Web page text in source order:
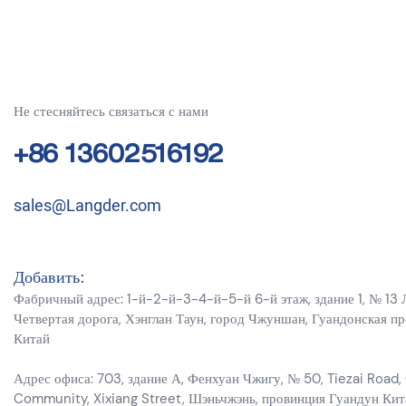
текущей
важную
закрытых
цехов
мест. Это
делающий
безопасной и
обнаружено
позволит
чтобы
Не стесняйтесь связаться с нами
+86 13602516192
sales@Langder.com
Добавить:
Фабричный адрес: 1-й-2-й-3-4-й-5-й 6-й этаж, здание 1, № 13
Четвертая дорога, Хэнглан Таун, город Чжуншан, Гуандонская
Китай
Адрес офиса: 703, здание А, Фенхуан Чжигу, № 50, Tiezai Road,
Community, Xixiang Street, Шэньчжэнь, провинция Гуандун